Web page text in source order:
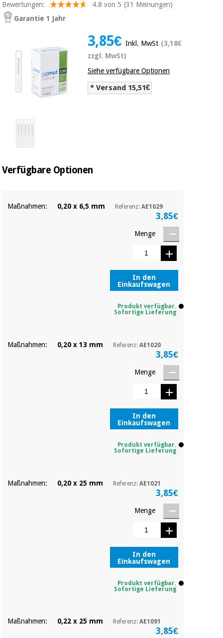
Outlet
Traditionelle
chinesische
Klinische
möbel
Therapeutische
schränke
Essentielles
coronaviren
Aerobic,
Chirurgische
instrumente
Angebote
Outlet
Tech
Medizinische
ausrüstung
Traditionelle
chinesische
für
Bewertungen: 4.8 von 5 (31 Meinungen)
Garantie 1 Jahr
3,85€ Inkl. MwSt (3,18€
zzgl. MwSt)
Siehe verfügbare Optionen
* Versand 15,51€
Verfügbare Optionen
Maßnahmen: 0,20 x 6,5 mm Referenz:AE1029
3,85€
Menge
In den
Einkaufswagen
Produkt verfügbar.
Sofortige Lieferung
Maßnahmen: 0,20 x 13 mm Referenz:AE1020
3,85€
Menge
In den
Einkaufswagen
Produkt verfügbar.
Sofortige Lieferung
Maßnahmen: 0,20 x 25 mm Referenz:AE1021
3,85€
Menge
In den
Einkaufswagen
Produkt verfügbar.
Sofortige Lieferung
Maßnahmen: 0,22 x 25 mm Referenz:AE1091
3,85€